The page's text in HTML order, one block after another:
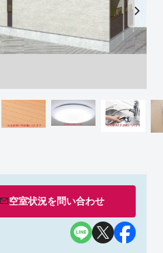
空室状況を問い合わせ